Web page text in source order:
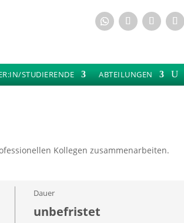
STUDIERENDE ABTEILUNGEN
Kollegen zusammenarbeiten.
Dauer
unbefristet